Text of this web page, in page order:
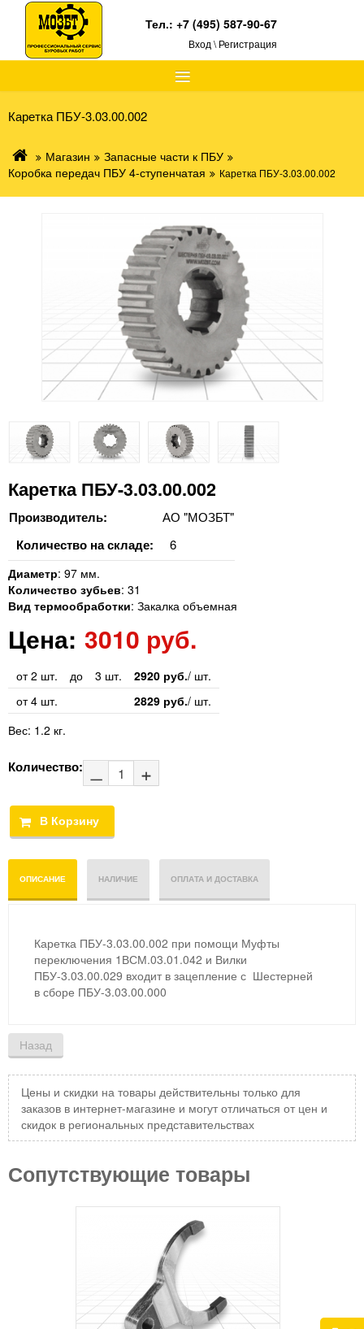
≡
Тел.:+7 (495) 587-90-67
Вход \ Регистрация
Каретка ПБУ-3.03.00.002
Магазин
Запасные части к ПБУ
Коробка передач ПБУ 4-ступенчатая
Каретка ПБУ-3.03.00.002
Каретка ПБУ-3.03.00.002
Производитель: АО "МОЗБТ"
Количество на складе: 6
Диаметр: 97 мм.
Количество зубьев: 31
Вид термообработки: Закалка объемная
Цена: 3010 руб.
от 2 шт. до 3 шт. 2920 руб./ шт.
от 4 шт.
2829 руб./ шт.
Вес: 1.2 кг.
Количество:
ОПИСАНИЕ НАЛИЧИЕ ОПЛАТА И ДОСТАВКА
Каретка ПБУ-3.03.00.002 при помощи Муфты
переключения 1ВСМ.03.01.042 и Вилки
ПБУ-3.03.00.029 входит в зацепление с Шестерней
в сборе ПБУ-3.03.00.000
Цены и скидки на товары действительны только для
заказов в интернет-магазине и могут отличаться от цен и
скидок в региональных представительствах
Сопутствующие товары